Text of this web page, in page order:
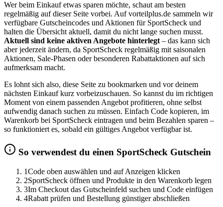
Wer beim Einkauf etwas sparen möchte, schaut am besten
regelmäßig auf dieser Seite vorbei. Auf vorteilplus.de sammeln wir
verfügbare Gutscheincodes und Aktionen für SportScheck und
halten die Übersicht aktuell, damit du nicht lange suchen musst.
Aktuell sind keine aktiven Angebote hinterlegt – das kann sich
aber jederzeit ändern, da SportScheck regelmäßig mit saisonalen
Aktionen, Sale-Phasen oder besonderen Rabattaktionen auf sich
aufmerksam macht.
Es lohnt sich also, diese Seite zu bookmarken und vor deinem
nächsten Einkauf kurz vorbeizuschauen. So kannst du im richtigen
Moment von einem passenden Angebot profitieren, ohne selbst
aufwendig danach suchen zu müssen. Einfach Code kopieren, im
Warenkorb bei SportScheck eintragen und beim Bezahlen sparen –
so funktioniert es, sobald ein gültiges Angebot verfügbar ist.
So verwendest du einen SportScheck Gutschein
1Code oben auswählen und auf Anzeigen klicken
2SportScheck öffnen und Produkte in den Warenkorb legen
3Im Checkout das Gutscheinfeld suchen und Code einfügen
4Rabatt prüfen und Bestellung günstiger abschließen